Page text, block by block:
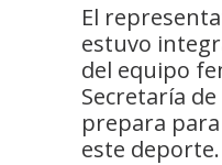
El
estuvo
del equipo
Secretaría
prepara
este deporte.